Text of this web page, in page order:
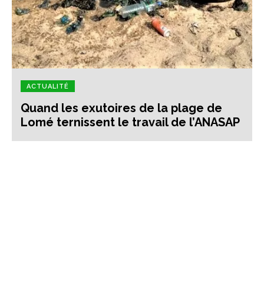
ACTUALITÉ
Quand les exutoires de la plage de
Lomé ternissent le travail de l’ANASAP